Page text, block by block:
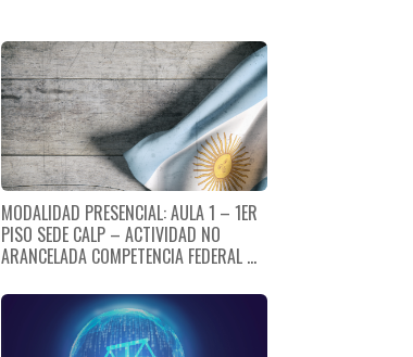
MODALIDAD PRESENCIAL: AULA 1 – 1ER
PISO SEDE CALP – ACTIVIDAD NO
ARANCELADA COMPETENCIA FEDERAL ...